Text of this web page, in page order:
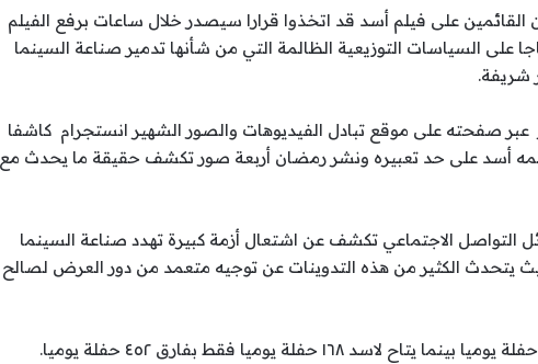
على فيلم أسد قد اتخذوا قرارا سيصدر خلال ساعات برفع الفيلم
السياسات التوزيعية الظالمة التي من شأنها تدمير صناعة السينما
شريفة.
صفحته على موقع تبادل الفيديوهات والصور الشهير انستجرام كاشفا
أسد على حد تعبيره ونشر رمضان أربعة صور تكشف حقيقة ما يحدث مع
التواصل الاجتماعي تكشف عن اشتعال أزمة كبيرة تهدد صناعة السينما
يتحدث الكثير من هذه التدوينات عن توجيه متعمد من دور العرض لصالح